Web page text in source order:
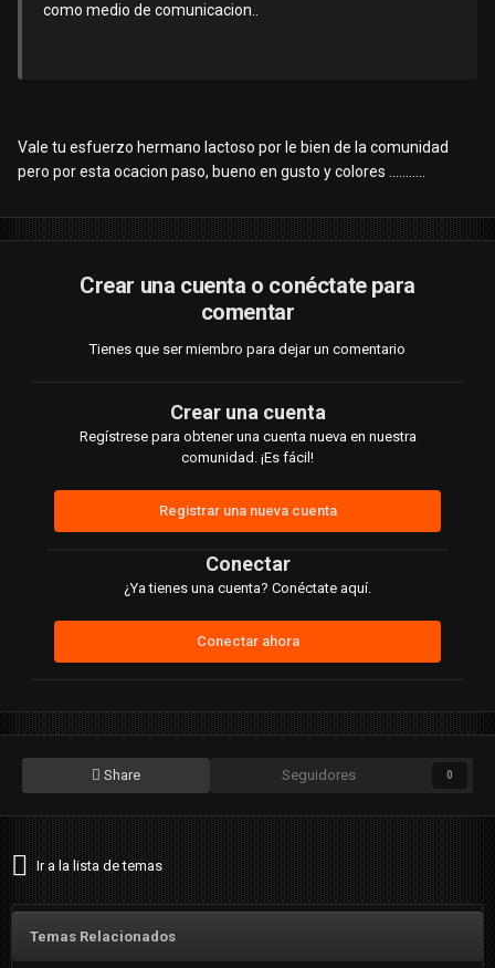
como medio de comunicacion..
Vale tu esfuerzo hermano lactoso por le bien de la comunidad
pero por esta ocacion paso, bueno en gusto y colores ...........
Crear una cuenta o conéctate para
comentar
Tienes que ser miembro para dejar un comentario
Crear una cuenta
Regístrese para obtener una cuenta nueva en nuestra
comunidad. ¡Es fácil!
Registrar una nueva cuenta
Conectar
¿Ya tienes una cuenta? Conéctate aquí.
Conectar ahora
Share Seguidores 0
Ir a la lista de temas
Temas Relacionados